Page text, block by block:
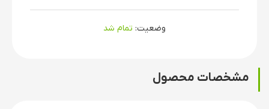
وضعیت: تمام شد
مشخصات محصول